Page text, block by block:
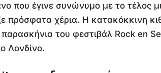
που έγινε συνώνυμο με το τέλος
πρόσφατα χέρια. Η κατακόκκινη
του φεστιβάλ Rock en
Λονδίνο.